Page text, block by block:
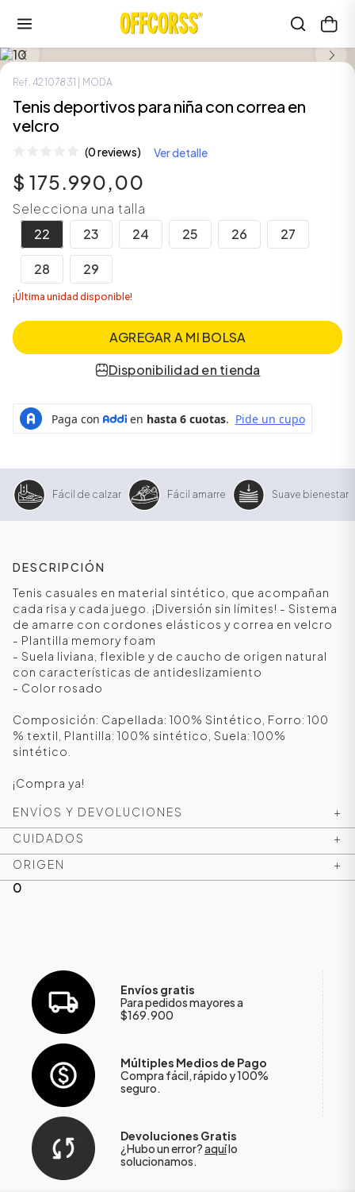
LOOK COMPLETO
Ref.42107831 | MODA
Tenis deportivos para niña con correa en
velcro
(0 reviews) Ver detalle
$ 175.990,00
Selecciona una talla
22
23 24 25 26 27
28 29
¡Última unidad disponible!
AGREGAR A MI BOLSA
Disponibilidad en tienda
Fácil de calzar Fácil amarre Suave bienestar
DESCRIPCIÓN
Tenis casuales en material sintético, que acompañan
cada risa y cada juego. ¡Diversión sin límites! - Sistema
de amarre con cordones elásticos y correa en velcro
- Plantilla memory foam
- Suela liviana, flexible y de caucho de origen natural
con características de antideslizamiento
- Color rosado
Composición: Capellada: 100% Sintético, Forro: 100
% textil, Plantilla: 100% sintético, Suela: 100%
sintético.
¡Compra ya!
ENVÍOS Y DEVOLUCIONES
+
CUIDADOS
+
ORIGEN
+
0
Envíos gratis
Para pedidos mayores a
$169.900
Múltiples Medios de Pago
Compra fácil, rápido y 100%
seguro.
Devoluciones Gratis
¿Hubo un error?aquílo
solucionamos.